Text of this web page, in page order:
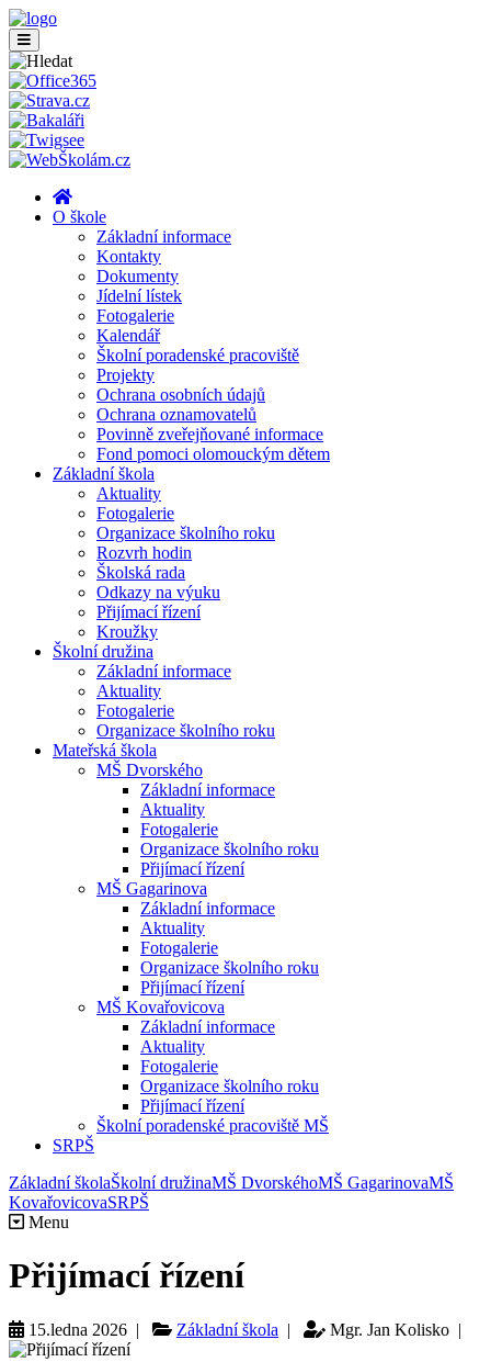
O škole
Základní informace
Kontakty
Dokumenty
Jídelní lístek
Fotogalerie
Kalendář
Školní poradenské pracoviště
Projekty
Ochrana osobních údajů
Ochrana oznamovatelů
Povinně zveřejňované informace
Fond pomoci olomouckým dětem
Základní škola
Aktuality
Fotogalerie
Organizace školního roku
Rozvrh hodin
Školská rada
Odkazy na výuku
Přijímací řízení
Kroužky
Školní družina
Základní informace
Aktuality
Fotogalerie
Organizace školního roku
Mateřská škola
MŠ Dvorského
Základní informace
Aktuality
Fotogalerie
Organizace školního roku
Přijímací řízení
MŠ Gagarinova
Základní informace
Aktuality
Fotogalerie
Organizace školního roku
Přijímací řízení
MŠ Kovařovicova
Základní informace
Aktuality
Fotogalerie
Organizace školního roku
Přijímací řízení
Školní poradenské pracoviště MŠ
SRPŠ
Základní školaŠkolní družinaMŠ DvorskéhoMŠ GagarinovaMŠ
KovařovicovaSRPŠ
Menu
Přijímací řízení
15.ledna 2026 | Základní škola | Mgr. Jan Kolisko |